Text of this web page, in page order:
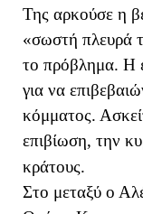
Της αρκούσε η
«σωστή πλευρά
το πρόβλημα. Η
για να
κόμματος.
επιβίωση, την
κράτους.
Στο μεταξύ ο